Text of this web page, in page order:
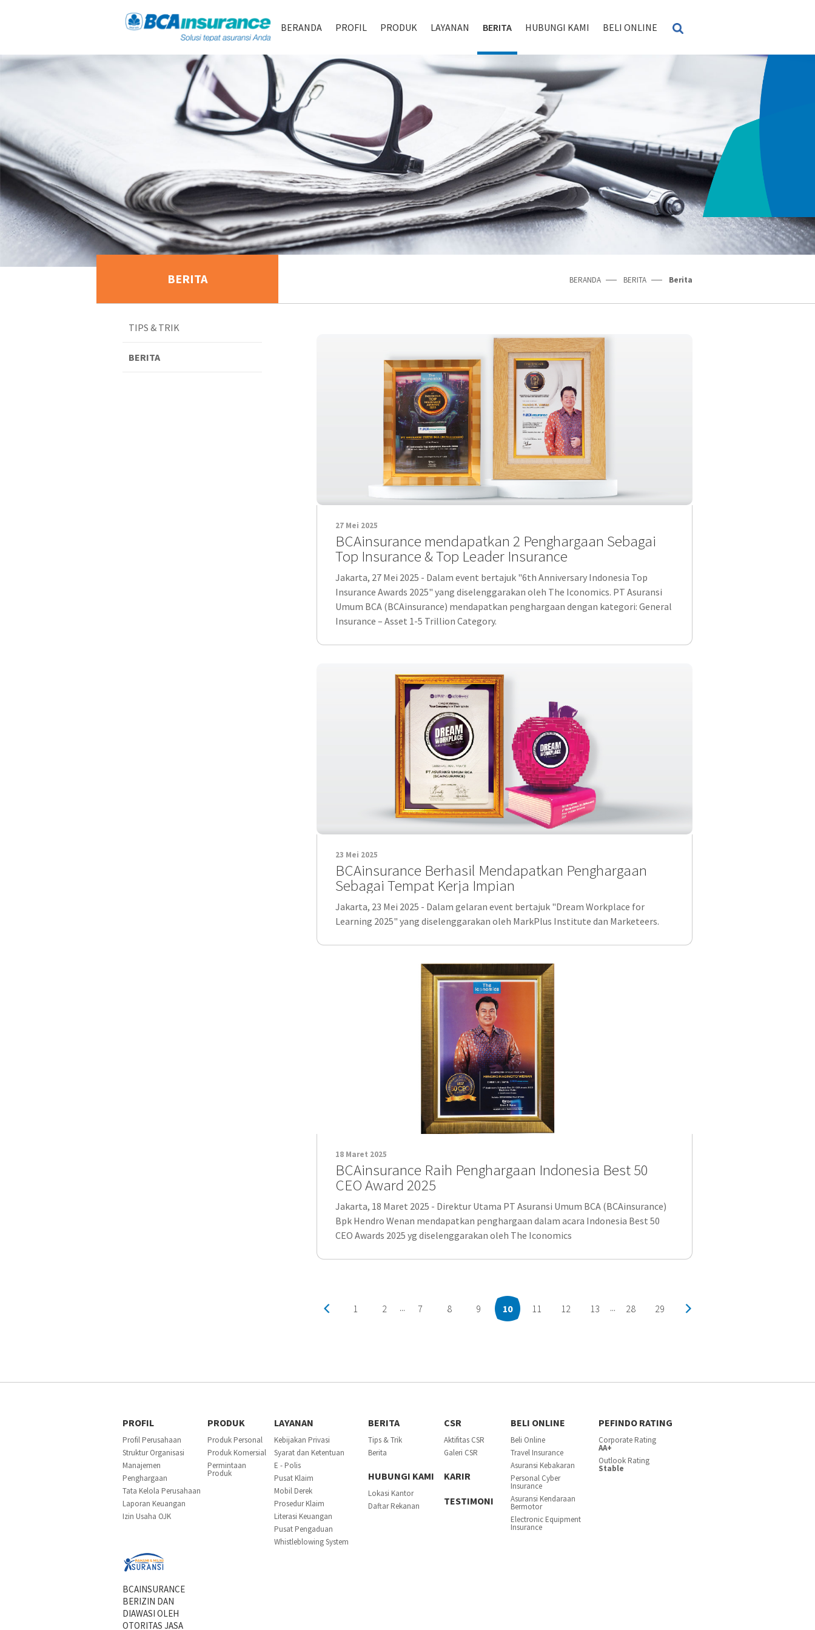
BERANDA PROFIL PRODUK LAYANAN BERITA HUBUNGI KAMI BELI ONLINE
BERITA BERANDA BERITA Berita
TIPS & TRIK
BERITA
27 Mei 2025
BCAinsurance mendapatkan 2 Penghargaan Sebagai
Top Insurance & Top Leader Insurance
Jakarta, 27 Mei 2025 - Dalam event bertajuk "6th Anniversary Indonesia Top
Insurance Awards 2025" yang diselenggarakan oleh The Iconomics. PT Asuransi
Umum BCA (BCAinsurance) mendapatkan penghargaan dengan kategori: General
Insurance – Asset 1-5 Trillion Category.
23 Mei 2025
BCAinsurance Berhasil Mendapatkan Penghargaan
Sebagai Tempat Kerja Impian
Jakarta, 23 Mei 2025 - Dalam gelaran event bertajuk "Dream Workplace for
Learning 2025" yang diselenggarakan oleh MarkPlus Institute dan Marketeers.
18 Maret 2025
BCAinsurance Raih Penghargaan Indonesia Best 50
CEO Award 2025
Jakarta, 18 Maret 2025 - Direktur Utama PT Asuransi Umum BCA (BCAinsurance)
Bpk Hendro Wenan mendapatkan penghargaan dalam acara Indonesia Best 50
CEO Awards 2025 yg diselenggarakan oleh The Iconomics
1 2 ... 7 8 9 10 11 12 13 ... 28 29
PROFIL
Profil Perusahaan
Struktur Organisasi
Manajemen
Penghargaan
Tata Kelola Perusahaan
Laporan Keuangan
Izin Usaha OJK
PRODUK
Produk Personal
Produk Komersial
Permintaan
Produk
LAYANAN
Kebijakan Privasi
Syarat dan Ketentuan
E - Polis
Pusat Klaim
Mobil Derek
Prosedur Klaim
Literasi Keuangan
Pusat Pengaduan
Whistleblowing System
BERITA
Tips & Trik
Berita
HUBUNGI KAMI
Lokasi Kantor
Daftar Rekanan
CSR
Aktifitas CSR
Galeri CSR
KARIR
TESTIMONI
BELI ONLINE
Beli Online
Travel Insurance
Asuransi Kebakaran
Personal Cyber
Insurance
Asuransi Kendaraan
Bermotor
Electronic Equipment
Insurance
PEFINDO RATING
Corporate Rating
AA+
Outlook Rating
Stable
BCAINSURANCE
BERIZIN DAN
DIAWASI OLEH
OTORITAS JASA